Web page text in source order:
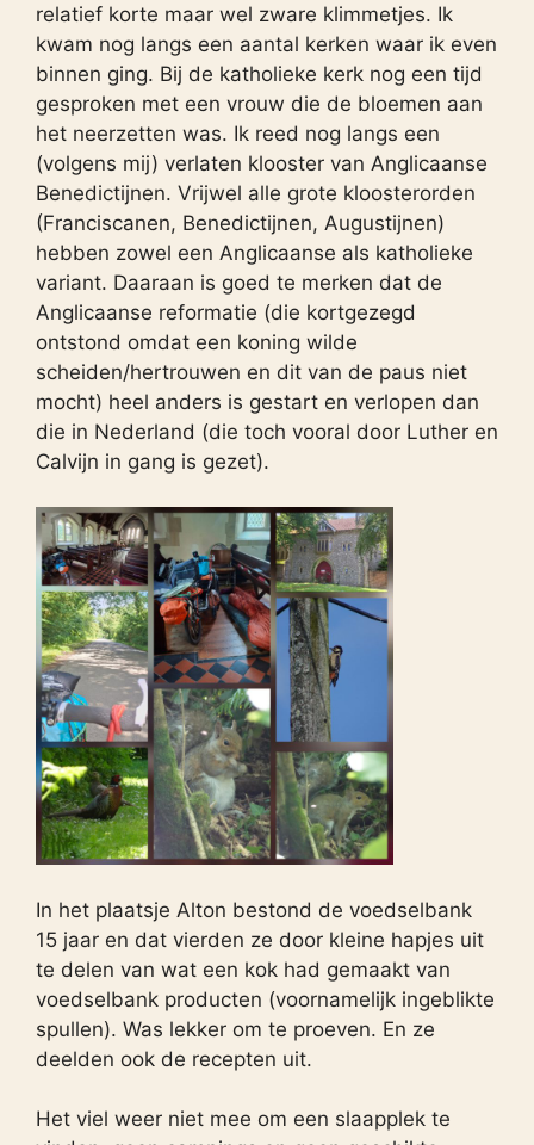
relatief korte maar wel zware klimmetjes. Ik
kwam nog langs een aantal kerken waar ik even
binnen ging. Bij de katholieke kerk nog een tijd
gesproken met een vrouw die de bloemen aan
het neerzetten was. Ik reed nog langs een
(volgens mij) verlaten klooster van Anglicaanse
Benedictijnen. Vrijwel alle grote kloosterorden
(Franciscanen, Benedictijnen, Augustijnen)
hebben zowel een Anglicaanse als katholieke
variant. Daaraan is goed te merken dat de
Anglicaanse reformatie (die kortgezegd
ontstond omdat een koning wilde
scheiden/hertrouwen en dit van de paus niet
mocht) heel anders is gestart en verlopen dan
die in Nederland (die toch vooral door Luther en
Calvijn in gang is gezet).
In het plaatsje Alton bestond de voedselbank
15 jaar en dat vierden ze door kleine hapjes uit
te delen van wat een kok had gemaakt van
voedselbank producten (voornamelijk ingeblikte
spullen). Was lekker om te proeven. En ze
deelden ook de recepten uit.
Het viel weer niet mee om een slaapplek te